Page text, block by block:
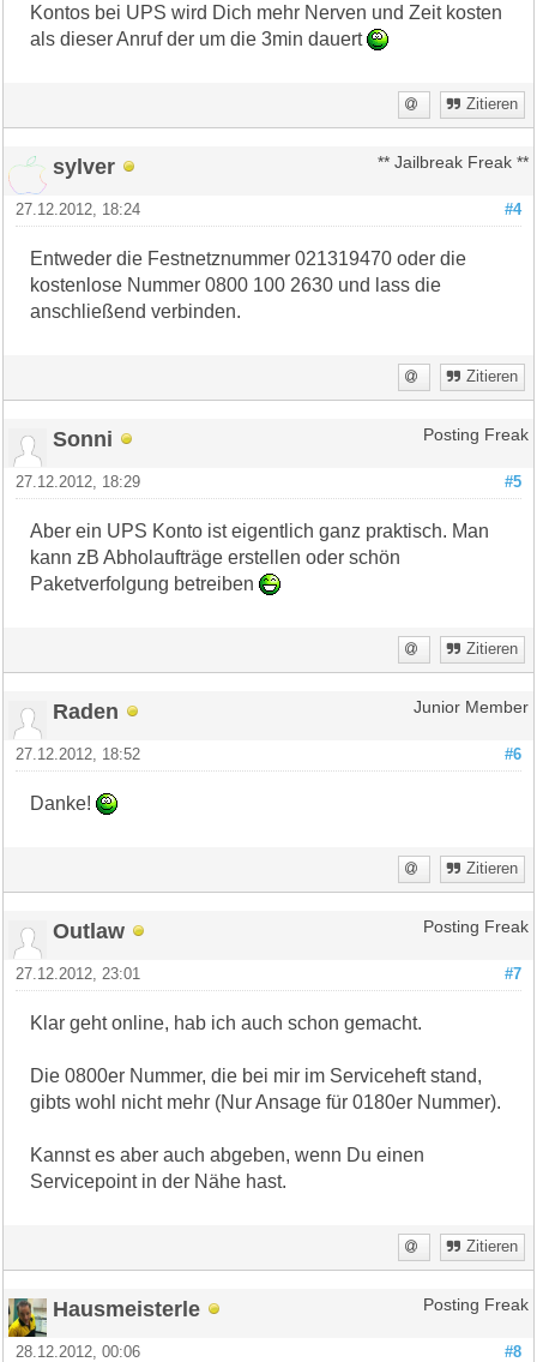
Kontos bei UPS wird Dich mehr Nerven und Zeit kosten
als dieser Anruf der um die 3min dauert
Zitieren
sylver ** Jailbreak Freak **
#4
27.12.2012, 18:24
Entweder die Festnetznummer 021319470 oder die
kostenlose Nummer 0800 100 2630 und lass die
anschließend verbinden.
Zitieren
Sonni Posting Freak
#5
27.12.2012, 18:29
Aber ein UPS Konto ist eigentlich ganz praktisch. Man
kann zB Abholaufträge erstellen oder schön
Paketverfolgung betreiben
Zitieren
Raden Junior Member
#6
27.12.2012, 18:52
Danke!
Zitieren
Outlaw Posting Freak
#7
27.12.2012, 23:01
Klar geht online, hab ich auch schon gemacht.
Die 0800er Nummer, die bei mir im Serviceheft stand,
gibts wohl nicht mehr (Nur Ansage für 0180er Nummer).
Kannst es aber auch abgeben, wenn Du einen
Servicepoint in der Nähe hast.
Zitieren
Hausmeisterle Posting Freak
#8
28.12.2012, 00:06